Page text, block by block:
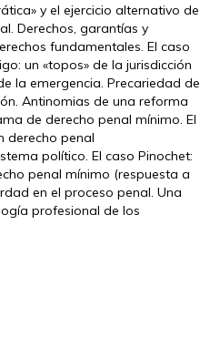
y el ejercicio alternativo de
Derechos, garantías y
fundamentales. El caso
un «topos» de la jurisdicción
la emergencia. Precariedad de
Antinomias de una reforma
de derecho penal mínimo. El
derecho penal
político. El caso Pinochet:
penal mínimo (respuesta a
en el proceso penal. Una
profesional de los